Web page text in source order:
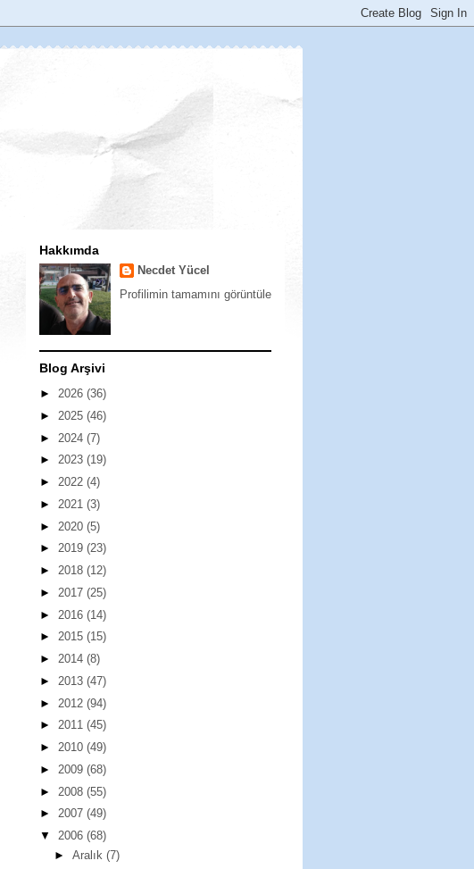
Hakkımda
Necdet Yücel
Profilimin tamamını görüntüle
Blog Arşivi
► 2026 (36)
► 2025 (46)
► 2024 (7)
► 2023 (19)
► 2022 (4)
► 2021 (3)
► 2020 (5)
► 2019 (23)
► 2018 (12)
► 2017 (25)
► 2016 (14)
► 2015 (15)
► 2014 (8)
► 2013 (47)
► 2012 (94)
► 2011 (45)
► 2010 (49)
► 2009 (68)
► 2008 (55)
► 2007 (49)
▼ 2006 (68)
► Aralık (7)